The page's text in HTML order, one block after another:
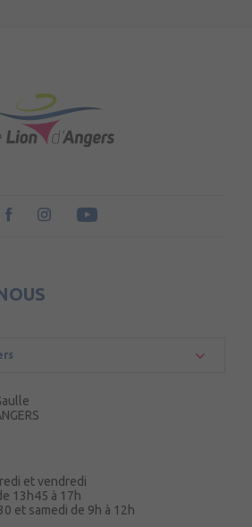
et vendredi
13h45 à 17h
et samedi de 9h à 12h